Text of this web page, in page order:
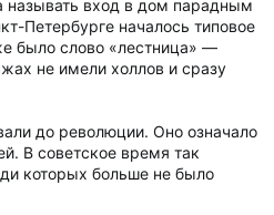
вход в дом парадным
Петербурге началось типовое
было слово «лестница» —
не имели холлов и сразу
до революции. Оно означало
В советское время так
которых больше не было